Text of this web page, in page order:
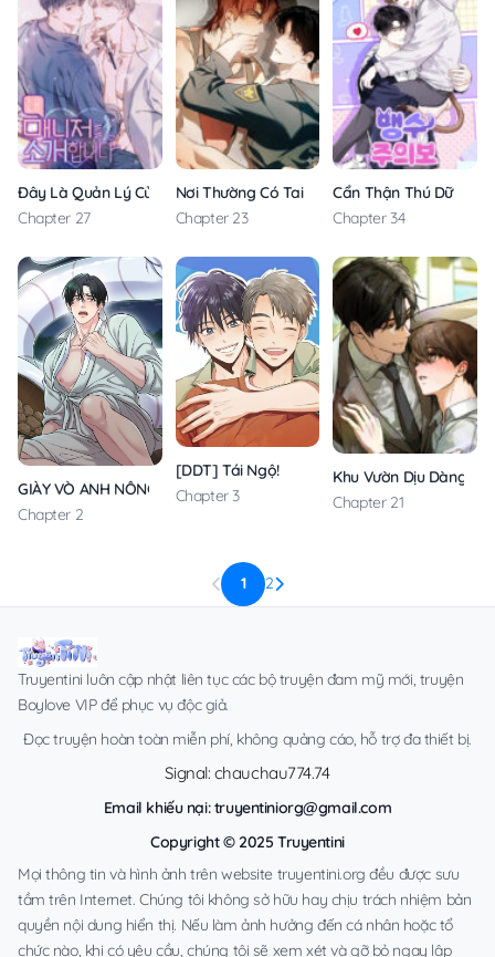
Đây Là Quản Lý Của Tôi
Chapter 27
Nơi Thường Có Tai Nạn
Chapter 23
Cẩn Thận Thú Dữ
Chapter 34
GIÀY VÒ ANH NÔNG DÂN HẰNG ĐÊM
Chapter 2
[DDT] Tái Ngộ!
Chapter 3
Khu Vườn Dịu Dàng
Chapter 21
1 2
Truyentini luôn cập nhật liên tục các bộ truyện đam mỹ mới, truyện
Boylove VIP để phục vụ độc giả.
Đọc truyện hoàn toàn miễn phí, không quảng cáo, hỗ trợ đa thiết bị.
Signal: chauchau774.74
Email khiếu nại:truyentiniorg@gmail.com
Copyright © 2025 Truyentini
Mọi thông tin và hình ảnh trên website truyentini.org đều được sưu
tầm trên Internet. Chúng tôi không sở hữu hay chịu trách nhiệm bản
quyền nội dung hiển thị. Nếu làm ảnh hưởng đến cá nhân hoặc tổ
chức nào, khi có yêu cầu, chúng tôi sẽ xem xét và gỡ bỏ ngay lập